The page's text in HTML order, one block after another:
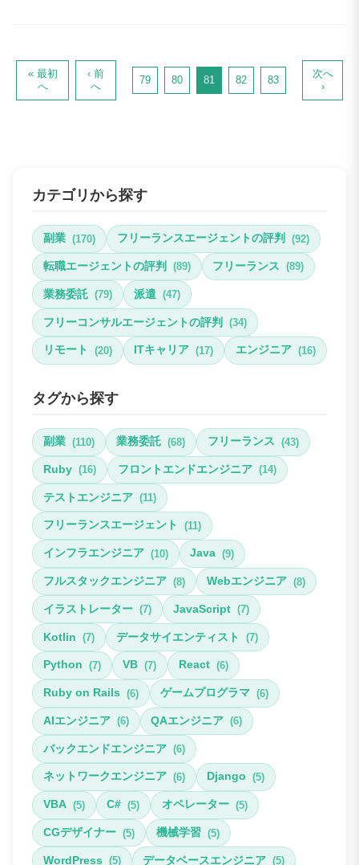
« 最初
へ
‹ 前
へ
79 80 81 82 83
次へ
›
カテゴリから探す
副業 (170) フリーランスエージェントの評判 (92)
転職エージェントの評判 (89) フリーランス (89)
業務委託 (79) 派遣 (47)
フリーコンサルエージェントの評判 (34)
リモート (20) ITキャリア (17) エンジニア (16)
タグから探す
副業 (110) 業務委託 (68) フリーランス (43)
Ruby (16) フロントエンドエンジニア (14)
テストエンジニア (11)
フリーランスエージェント (11)
インフラエンジニア (10) Java (9)
フルスタックエンジニア (8) Webエンジニア (8)
イラストレーター (7) JavaScript (7)
Kotlin (7) データサイエンティスト (7)
Python (7) VB (7) React (6)
Ruby on Rails (6) ゲームプログラマ (6)
AIエンジニア (6) QAエンジニア (6)
バックエンドエンジニア (6)
ネットワークエンジニア (6) Django (5)
VBA (5) C# (5) オペレーター (5)
CGデザイナー (5) 機械学習 (5)
WordPress (5) データベースエンジニア (5)